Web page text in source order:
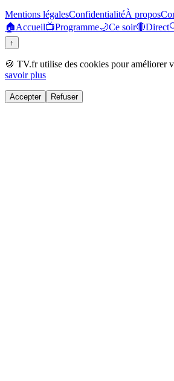
Mentions légalesConfidentialitéÀ propos
🏠Accueil📺Programme🌙Ce soir🔴Direct
↑
🍪 TV.fr utilise des cookies pour améliorer
savoir plus
Accepter Refuser